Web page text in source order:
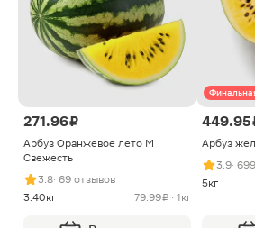
271.96 ₽
Арбуз Оранжевое лето M
Свежесть
3.8· 69 отзывов
3.40кг
79.99 ₽ · 1кг
449.95
Арбуз
3.9·
5кг